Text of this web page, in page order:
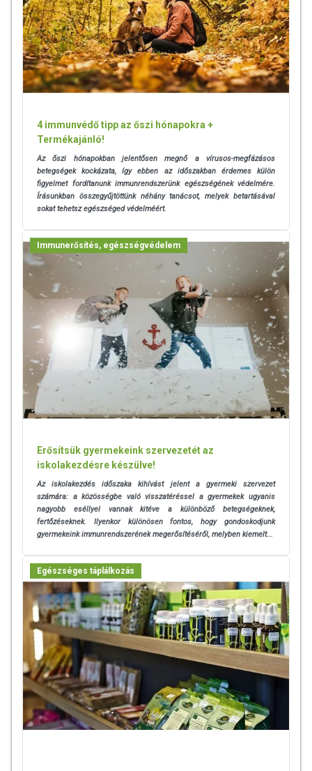
4 immunvédő tipp az őszi hónapokra +
Termékajánló!
Az őszi hónapokban jelentősen megnő a vírusos-megfázásos
betegségek kockázata, így ebben az időszakban érdemes külön
figyelmet fordítanunk immunrendszerünk egészségének védelmére.
Írásunkban összegyűjtöttünk néhány tanácsot, melyek betartásával
sokat tehetsz egészséged védelméért.
Immunerősítés, egészségvédelem
Erősítsük gyermekeink szervezetét az
iskolakezdésre készülve!
Az iskolakezdés időszaka kihívást jelent a gyermeki szervezet
számára: a közösségbe való visszatéréssel a gyermekek ugyanis
nagyobb eséllyel vannak kitéve a különböző betegségeknek,
fertőzéseknek. Ilyenkor különösen fontos, hogy gondoskodjunk
gyermekeink immunrendszerének megerősítéséről, melyben kiemelt...
Egészséges táplálkozás